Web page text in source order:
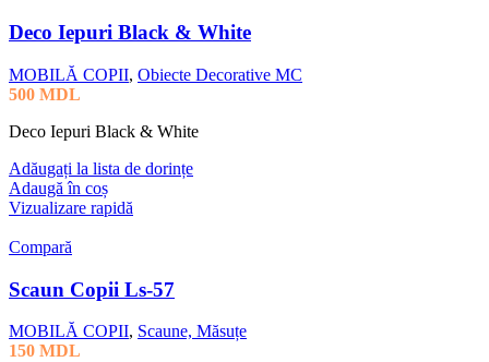
Deco Iepuri Black & White
MOBILĂ COPII, Obiecte Decorative MC
500 MDL
Deco Iepuri Black & White
Adăugați la lista de dorințe
Adaugă în coș
Vizualizare rapidă
Compară
Scaun Copii Ls-57
MOBILĂ COPII, Scaune, Măsuțe
150 MDL